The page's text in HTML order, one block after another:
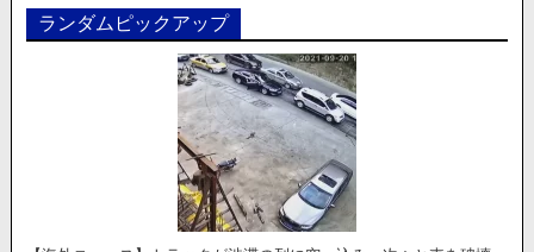
ランダムピックアップ